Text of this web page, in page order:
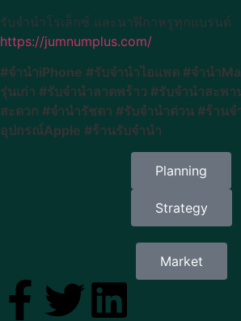
รับจำนำโรเล็กซ์ และนาฬิกาหรูทุกแบรนด์
https://jumnumplus.com/
#จำนำiPhone #รับจำนำไอแพด #จำนำ
รุ่นเก่า #รับจำนำลาดพร้าว #รับจำนำสะพ
สะดวก #จำนำรัชดา #รับจำนำด่วน #ร้าน
อุปกรณ์Apple #ร้านรับจำนำ
Planning
Strategy
Market